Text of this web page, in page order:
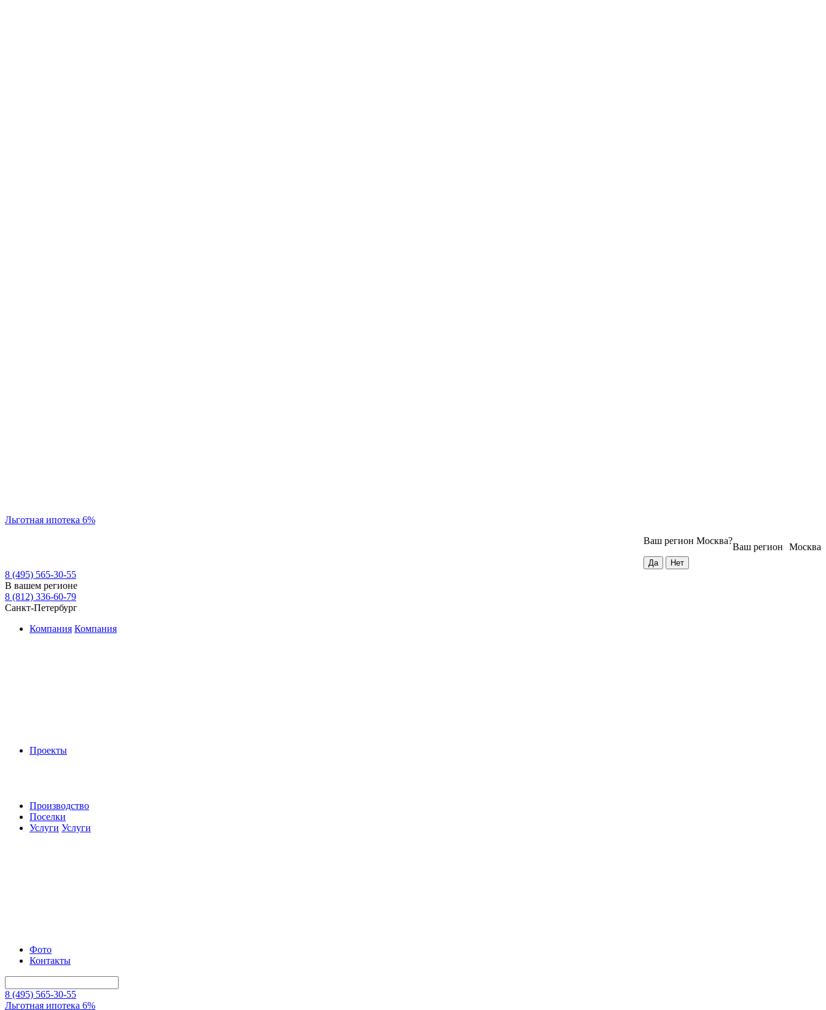
Льготная ипотека 6%
Москва
Ваш регион
Ваш регион Москва?
8 (495) 565-30-55
В вашем регионе
8 (812) 336-60-79
Санкт-Петербург
Компания Компания
Проекты
Производство
Поселки
Услуги Услуги
Фото
Контакты
8 (495) 565-30-55
Льготная ипотека 6%